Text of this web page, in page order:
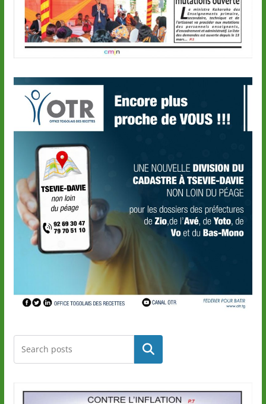
Rechercher